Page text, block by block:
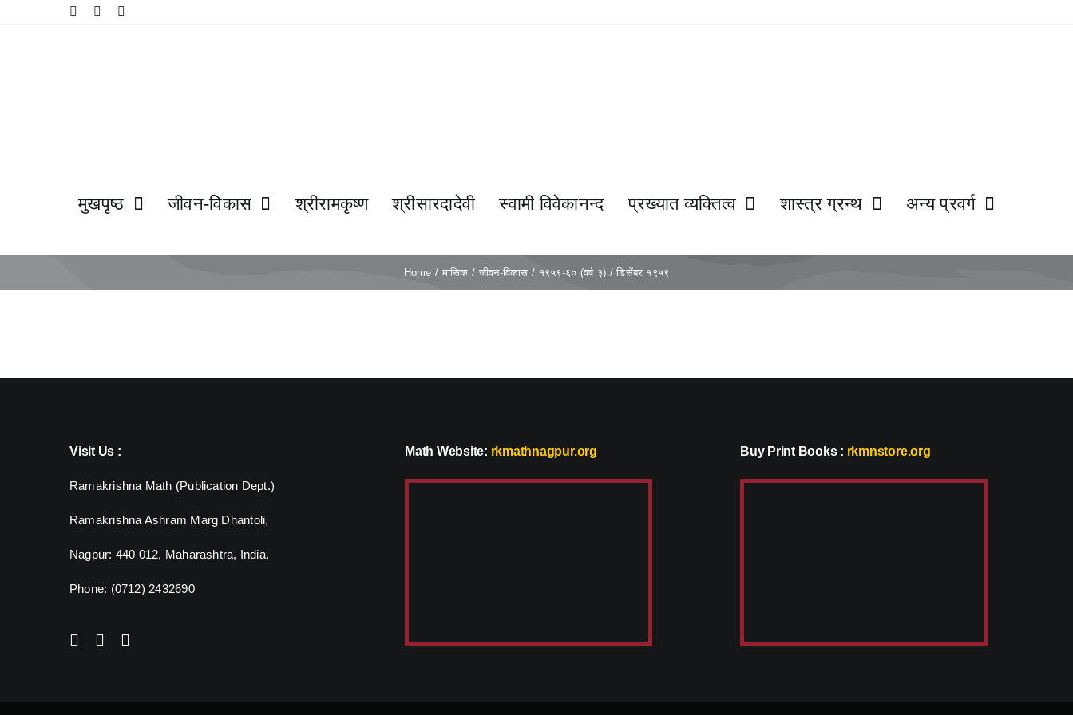
मुखपृष्ठ जीवन-विकास श्रीरामकृष्ण श्रीसारदादेवी स्वामी विवेकानन्द प्रख्यात व्यक्तित्व शास्त्र ग्रन्थ अन्य प्रवर्ग
Home मासिक जीवन-विकास १९५९-६० (वर्ष ३) डिसेंबर १९५९
Visit Us :
Ramakrishna Math (Publication Dept.)
Ramakrishna Ashram Marg Dhantoli,
Nagpur: 440 012, Maharashtra, India.
Phone: (0712) 2432690
Math Website: rkmathnagpur.org Buy Print Books: rkmnstore.org